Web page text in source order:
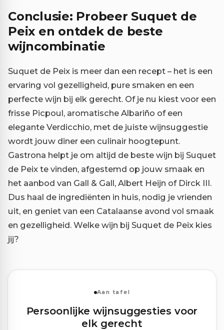
Conclusie: Probeer Suquet de
Peix en ontdek de beste
wijncombinatie
Suquet de Peix is meer dan een recept – het is een
ervaring vol gezelligheid, pure smaken en een
perfecte wijn bij elk gerecht. Of je nu kiest voor een
frisse Picpoul, aromatische Albariño of een
elegante Verdicchio, met de juiste wijnsuggestie
wordt jouw diner een culinair hoogtepunt.
Gastrona helpt je om altijd de beste wijn bij Suquet
de Peix te vinden, afgestemd op jouw smaak en
het aanbod van Gall & Gall, Albert Heijn of Dirck III.
Dus haal de ingrediënten in huis, nodig je vrienden
uit, en geniet van een Catalaanse avond vol smaak
en gezelligheid. Welke wijn bij Suquet de Peix kies
jij?
Aan tafel
Persoonlijke wijnsuggesties voor
elk gerecht